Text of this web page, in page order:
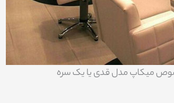
میکاپ مدل قدی یا یک سره